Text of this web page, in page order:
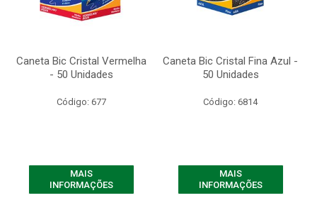
Caneta Bic Cristal Vermelha
- 50 Unidades
Código: 677
MAIS
INFORMAÇÕES
Caneta Bic Cristal Fina Azul -
50 Unidades
Código: 6814
MAIS
INFORMAÇÕES